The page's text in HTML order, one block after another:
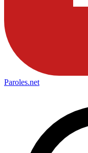
Paroles.net